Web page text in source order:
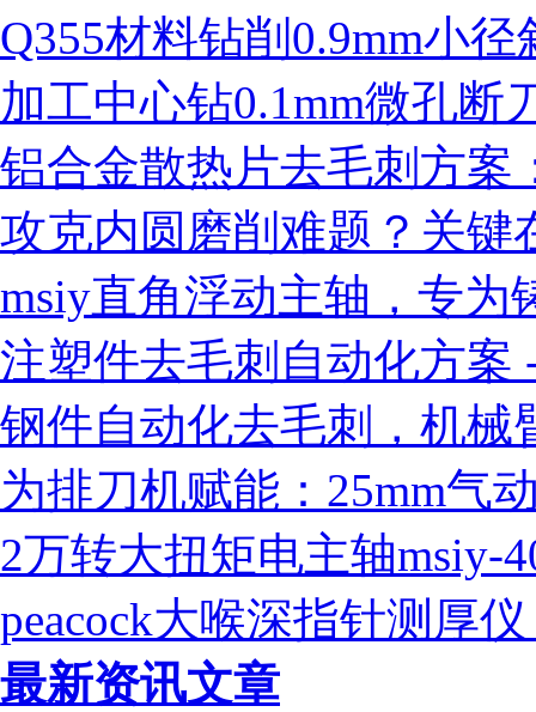
Q355材料钻削0.9mm小
加工中心钻0.1mm微孔断
铝合金散热片去毛刺方案
攻克内圆磨削难题？关键
msiy直角浮动主轴，专为
注塑件去毛刺自动化方案
钢件自动化去毛刺，机械
为排刀机赋能：25mm气
2万转大扭矩电主轴msiy-
peacock大喉深指针测厚
最新资讯文章